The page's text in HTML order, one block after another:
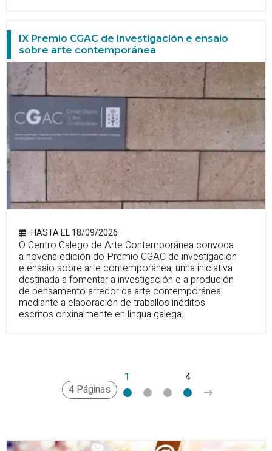
IX Premio CGAC de investigación e ensaio
sobre arte contemporánea
HASTA EL 18/09/2026
O Centro Galego de Arte Contemporánea convoca
a novena edición do Premio CGAC de investigación
e ensaio sobre arte contemporánea, unha iniciativa
destinada a fomentar a investigación e a produción
de pensamento arredor da arte contemporánea
mediante a elaboración de traballos inéditos
escritos orixinalmente en lingua galega.
4 Páginas
1 4